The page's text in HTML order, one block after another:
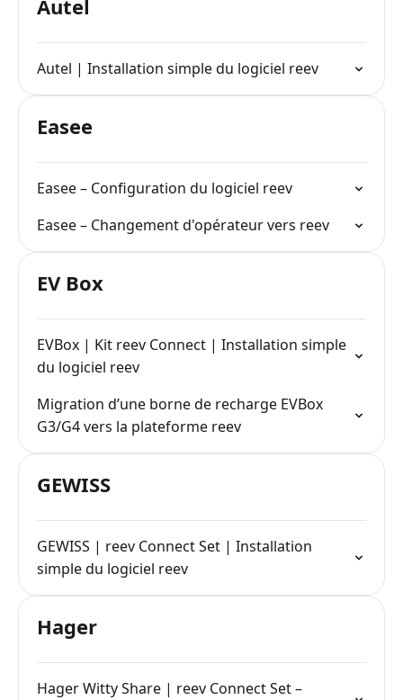
Autel
Autel | Installation simple du logiciel reev
Easee
Easee – Configuration du logiciel reev
Easee – Changement d'opérateur vers reev
EV Box
EVBox | Kit reev Connect | Installation simple
du logiciel reev
Migration d’une borne de recharge EVBox
G3/G4 vers la plateforme reev
GEWISS
GEWISS | reev Connect Set | Installation
simple du logiciel reev
Hager
Hager Witty Share | reev Connect Set –